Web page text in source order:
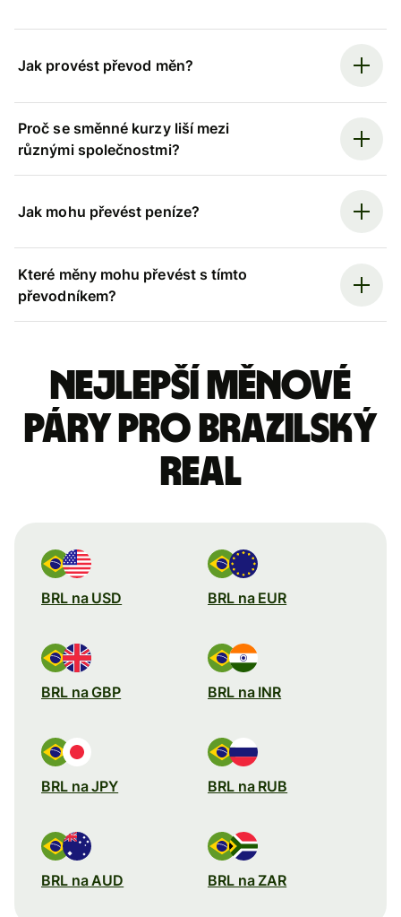
Jak provést převod měn?
Proč se směnné kurzy liší mezi
různými společnostmi?
Jak mohu převést peníze?
Které měny mohu převést s tímto
převodníkem?
Nejlepší měnové
páry pro brazilský
real
BRL na USD BRL na EUR
BRL na GBP BRL na INR
BRL na JPY BRL na RUB
BRL na AUD BRL na ZAR